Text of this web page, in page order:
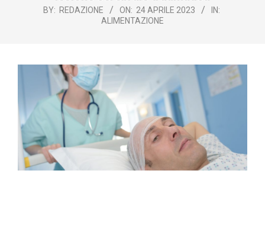
BY: REDAZIONE ON: 24 APRILE 2023
IN:
ALIMENTAZIONE